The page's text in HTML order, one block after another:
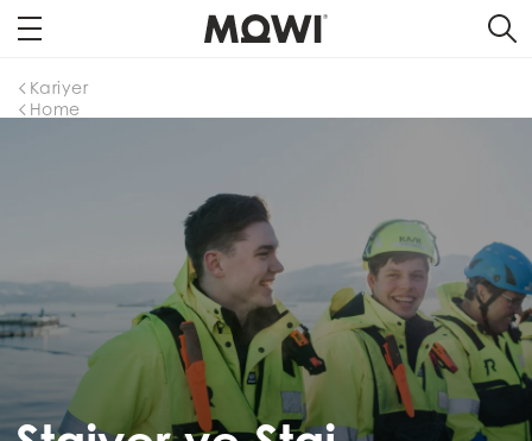
Home
Kariyer